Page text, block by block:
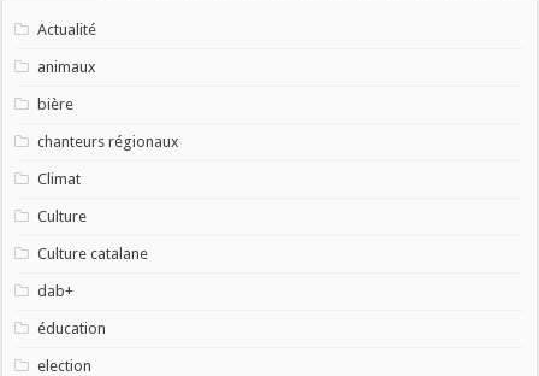
Actualité
animaux
bière
chanteurs régionaux
Climat
Culture
Culture catalane
dab+
éducation
election